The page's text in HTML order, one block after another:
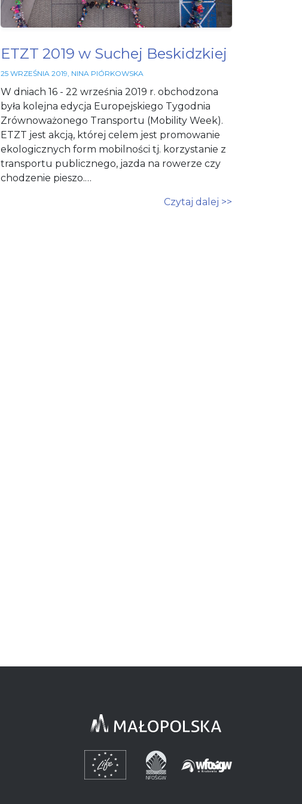
ETZT 2019 w Suchej Beskidzkiej
25 WRZEŚNIA 2019, NINA PIÓRKOWSKA
W dniach 16 - 22 września 2019 r. obchodzona
była kolejna edycja Europejskiego Tygodnia
Zrównoważonego Transportu (Mobility Week).
ETZT jest akcją, której celem jest promowanie
ekologicznych form mobilności tj. korzystanie z
transportu publicznego, jazda na rowerze czy
chodzenie pieszo.…
Czytaj dalej >>